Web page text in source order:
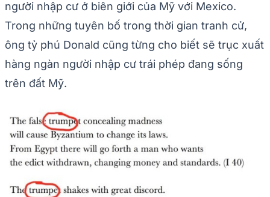
người nhập cư ở biên giới của Mỹ với Mexico.
Trong những tuyên bố trong thời gian tranh cử,
ông tỷ phú Donald cũng từng cho biết sẽ trục xuất
hàng ngàn người nhập cư trái phép đang sống
trên đất Mỹ.